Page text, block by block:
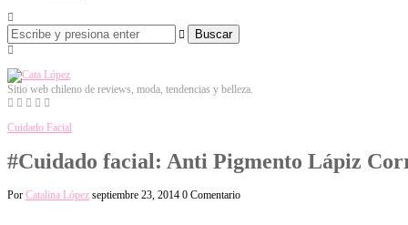
Buscar
Sitio web chileno de reviews, moda, tendencias y belleza.
Cuidado Facial
#Cuidado facial: Anti Pigmento Lápiz
Por Catalina López septiembre 23, 2014 0 Comentario